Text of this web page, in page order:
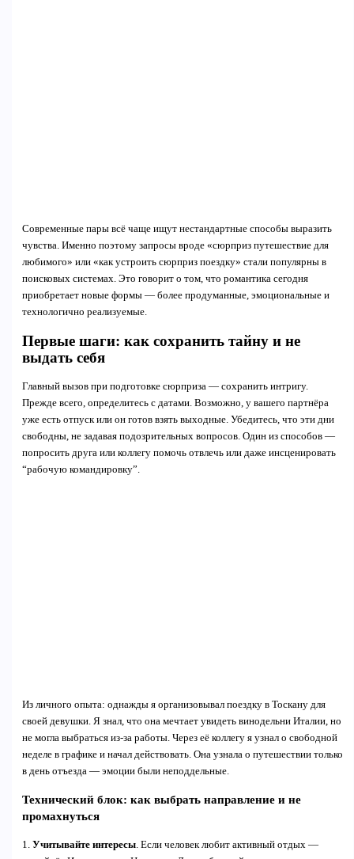
Современные пары всё чаще ищут нестандартные способы выразить
чувства. Именно поэтому запросы вроде «сюрприз путешествие для
любимого» или «как устроить сюрприз поездку» стали популярны в
поисковых системах. Это говорит о том, что романтика сегодня
приобретает новые формы — более продуманные, эмоциональные и
технологично реализуемые.
Первые шаги: как сохранить тайну и не
выдать себя
Главный вызов при подготовке сюрприза — сохранить интригу.
Прежде всего, определитесь с датами. Возможно, у вашего партнёра
уже есть отпуск или он готов взять выходные. Убедитесь, что эти дни
свободны, не задавая подозрительных вопросов. Один из способов —
попросить друга или коллегу помочь отвлечь или даже инсценировать
“рабочую командировку”.
Из личного опыта: однажды я организовывал поездку в Тоскану для
своей девушки. Я знал, что она мечтает увидеть винодельни Италии, но
не могла выбраться из-за работы. Через её коллегу я узнал о свободной
неделе в графике и начал действовать. Она узнала о путешествии только
в день отъезда — эмоции были неподдельные.
Технический блок: как выбрать направление и не
промахнуться
1. Учитывайте интересы. Если человек любит активный отдых —